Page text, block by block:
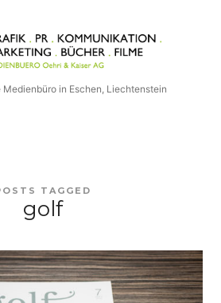
in Eschen, Liechtenstein
TAGGED
golf